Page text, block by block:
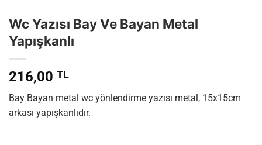
Wc Yazısı Bay Ve Bayan Metal
Yapışkanlı
216,00 TL
Bay Bayan metal wc yönlendirme yazısı metal, 15x15cm
arkası yapışkanlıdır.